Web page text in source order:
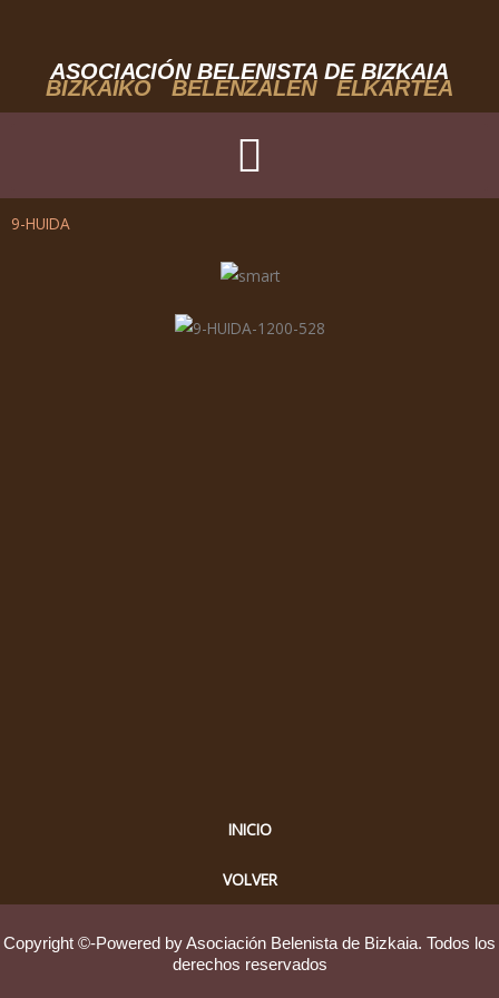
contenidoASOCIACIÓN BELENISTA DE BIZKAIA
BIZKAIKO BELENZALEN ELKARTEA
9-HUIDA
INICIO
VOLVER
Copyright ©-Powered by Asociación Belenista de Bizkaia. Todos los
derechos reservados